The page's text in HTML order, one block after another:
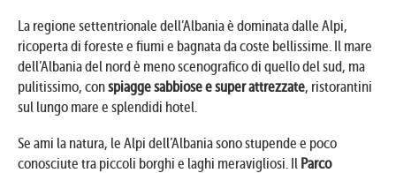
La regione settentrionale dell’Albania è dominata dalle Alpi,
ricoperta di foreste e fiumi e bagnata da coste bellissime. Il mare
dell’Albania del nord è meno scenografico di quello del sud, ma
pulitissimo, conspiagge sabbiose e super attrezzate, ristorantini
sul lungo mare e splendidi hotel.
Se ami la natura, le Alpi dell’Albania sono stupende e poco
conosciute tra piccoli borghi e laghi meravigliosi. Il Parco